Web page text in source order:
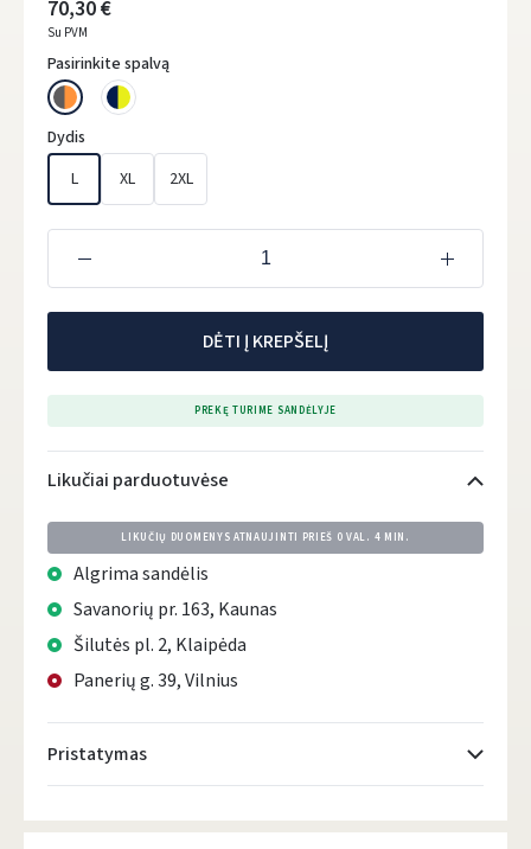
70,30 €
Su PVM
Pasirinkite spalvą
Dydis
L
XL 2XL
DĖTI Į KREPŠELĮ
PREKĘ TURIME SANDĖLYJE
Likučiai parduotuvėse
LIKUČIŲ DUOMENYS ATNAUJINTI PRIEŠ 0 VAL. 4 MIN.
Algrima sandėlis
Savanorių pr. 163, Kaunas
Šilutės pl. 2, Klaipėda
Panerių g. 39, Vilnius
Pristatymas
Atsiėmimo taškai- 0.00 €